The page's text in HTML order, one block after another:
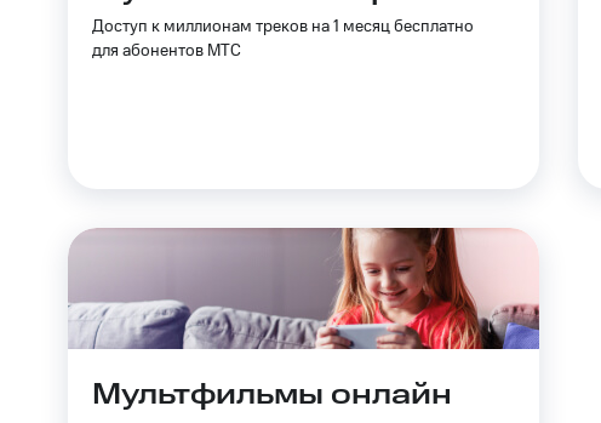
Доступ к миллионам треков на 1 месяц бесплатно
для абонентов МТС
Мультфильмы онлайн